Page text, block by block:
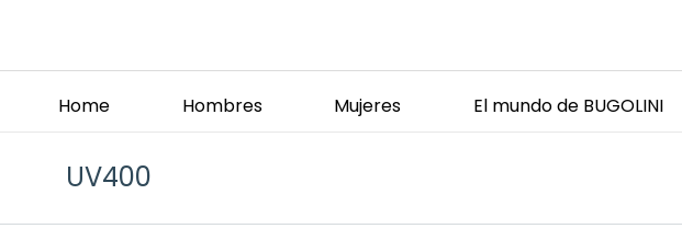
Home Hombres Mujeres El mundo de BUGOLINI
UV400